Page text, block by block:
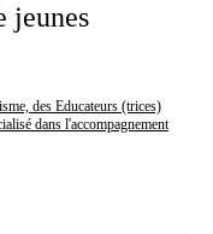
jeunes
des Educateurs (trices)
dans l'accompagnement